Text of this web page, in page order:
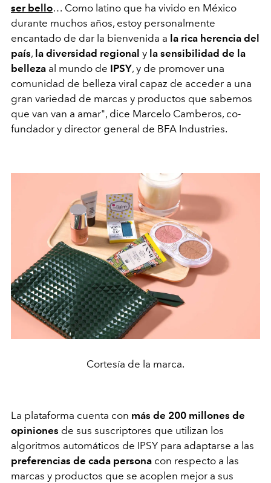
ser bello… Como latino que ha vivido en México
durante muchos años, estoy personalmente
encantado de dar la bienvenida a la rica herencia del
país, la diversidad regional y la sensibilidad de la
belleza al mundo de IPSY, y de promover una
comunidad de belleza viral capaz de acceder a una
gran variedad de marcas y productos que sabemos
que van van a amar", dice Marcelo Camberos, co-
fundador y director general de BFA Industries.
Cortesía de la marca.
La plataforma cuenta con más de 200 millones de
opiniones de sus suscriptores que utilizan los
algoritmos automáticos de IPSY para adaptarse a las
preferencias de cada persona con respecto a las
marcas y productos que se acoplen mejor a sus